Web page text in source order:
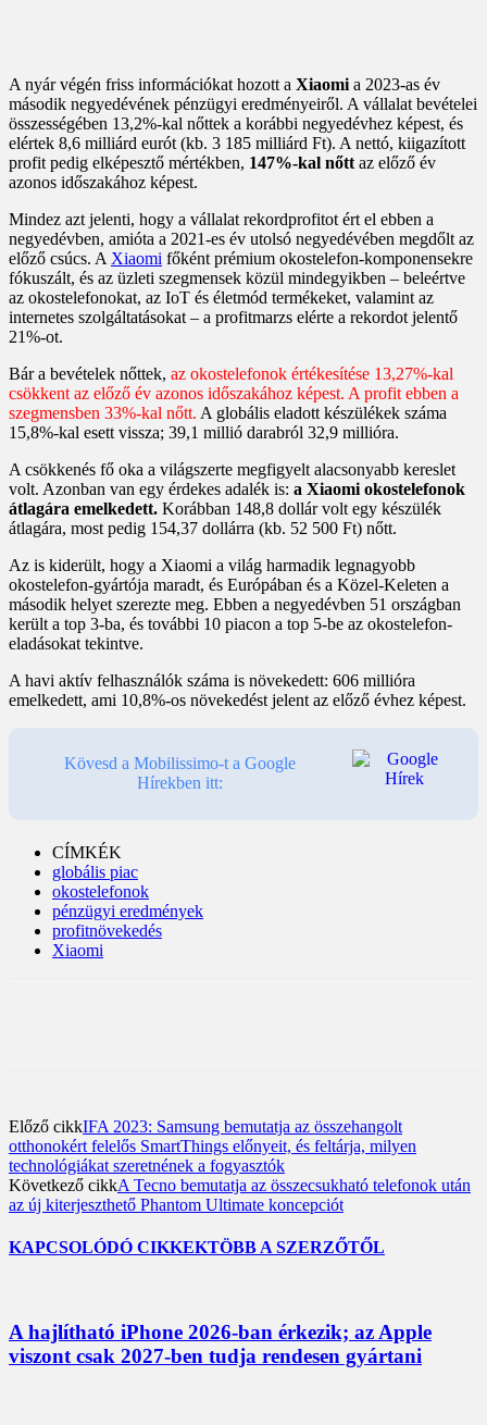
A nyár végén friss információkat hozott a Xiaomi a 2023-as év
második negyedévének pénzügyi eredményeiről. A vállalat bevételei
összességében 13,2%-kal nőttek a korábbi negyedévhez képest, és
elértek 8,6 milliárd eurót (kb. 3 185 milliárd Ft). A nettó, kiigazított
profit pedig elképesztő mértékben, 147%-kal nőtt az előző év
azonos időszakához képest.
Mindez azt jelenti, hogy a vállalat rekordprofitot ért el ebben a
negyedévben, amióta a 2021-es év utolsó negyedévében megdőlt az
előző csúcs. A Xiaomi főként prémium okostelefon-komponensekre
fókuszált, és az üzleti szegmensek közül mindegyikben – beleértve
az okostelefonokat, az IoT és életmód termékeket, valamint az
internetes szolgáltatásokat – a profitmarzs elérte a rekordot jelentő
21%-ot.
Bár a bevételek nőttek, az okostelefonok értékesítése 13,27%-kal
csökkent az előző év azonos időszakához képest. A profit ebben a
szegmensben 33%-kal nőtt. A globális eladott készülékek száma
15,8%-kal esett vissza; 39,1 millió darabról 32,9 millióra.
A csökkenés fő oka a világszerte megfigyelt alacsonyabb kereslet
volt. Azonban van egy érdekes adalék is: a Xiaomi okostelefonok
átlagára emelkedett. Korábban 148,8 dollár volt egy készülék
átlagára, most pedig 154,37 dollárra (kb. 52 500 Ft) nőtt.
Az is kiderült, hogy a Xiaomi a világ harmadik legnagyobb
okostelefon-gyártója maradt, és Európában és a Közel-Keleten a
második helyet szerezte meg. Ebben a negyedévben 51 országban
került a top 3-ba, és további 10 piacon a top 5-be az okostelefon-
eladásokat tekintve.
A havi aktív felhasználók száma is növekedett: 606 millióra
emelkedett, ami 10,8%-os növekedést jelent az előző évhez képest.
Kövesd a Mobilissimo-t a Google
Hírekben itt:
CÍMKÉK
globális piac
okostelefonok
pénzügyi eredmények
profitnövekedés
Xiaomi
Előző cikkIFA 2023: Samsung bemutatja az összehangolt
otthonokért felelős SmartThings előnyeit, és feltárja, milyen
technológiákat szeretnének a fogyasztók
Következő cikkA Tecno bemutatja az összecsukható telefonok után
az új kiterjeszthető Phantom Ultimate koncepciót
KAPCSOLÓDÓ CIKKEKTÖBB A SZERZŐTŐL
A hajlítható iPhone 2026-ban érkezik; az Apple
viszont csak 2027-ben tudja rendesen gyártani